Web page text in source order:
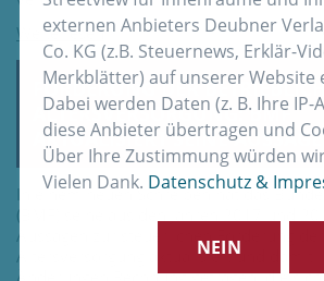
FÖRDERUNG DER
ALTERSVERSORGUNG: BMF
AKTUALISIERT SEINE
In einem neuen Schreiben hat das
(BMF) seine aus den Jahren 2017 und
Aussagen zur steuerlichen Förderung der
Altersversorgung aktualisiert und damit
Änderungen Rechnung getragen, die
externen Anbieters Deubner
Co. KG (z.B. Steuernews, Erklär-
Merkblätter) auf unserer Website
Dabei werden Daten (z. B. Ihre IP-
diese Anbieter übertragen und
Über Ihre Zustimmung würden
Vielen Dank. Datenschutz &
NEIN